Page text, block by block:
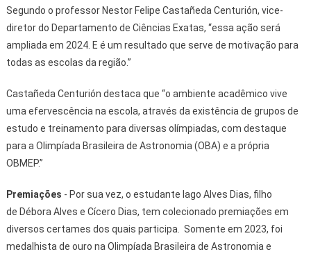
Segundo o professor Nestor Felipe Castañeda Centurión, vice-
diretor do Departamento de Ciências Exatas, “essa ação será
ampliada em 2024. E é um resultado que serve de motivação para
todas as escolas da região.”
Castañeda Centurión destaca que “o ambiente acadêmico vive
uma efervescência na escola, através da existência de grupos de
estudo e treinamento para diversas olímpiadas, com destaque
para a Olimpíada Brasileira de Astronomia (OBA) e a própria
OBMEP.”
Premiações - Por sua vez, o estudante Iago Alves Dias, filho
de Débora Alves e Cícero Dias, tem colecionado premiações em
diversos certames dos quais participa. Somente em 2023, foi
medalhista de ouro na Olimpíada Brasileira de Astronomia e